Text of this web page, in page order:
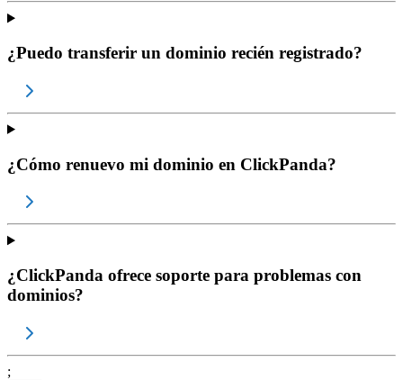
¿Puedo transferir un dominio recién registrado?
¿Cómo renuevo mi dominio en ClickPanda?
¿ClickPanda ofrece soporte para problemas con
dominios?
;